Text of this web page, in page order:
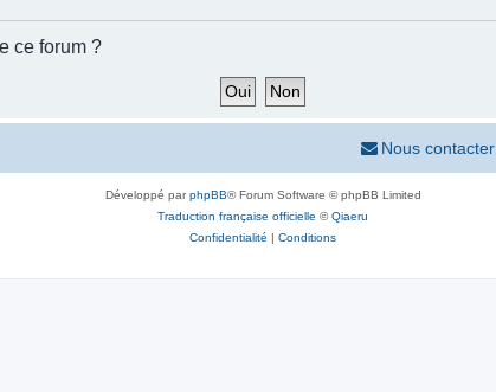
ce forum ?
Nous contacter
Développé parphpBB® Forum Software © phpBB Limited
Traduction française officielle ©Qiaeru
Confidentialité | Conditions